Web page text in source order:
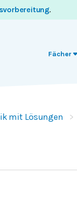
.
Fächer
mit Lösungen